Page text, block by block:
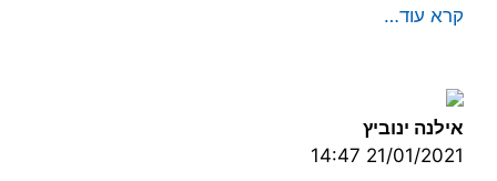
קרא עוד…
אילנה ינוביץ
21/01/2021 14:47